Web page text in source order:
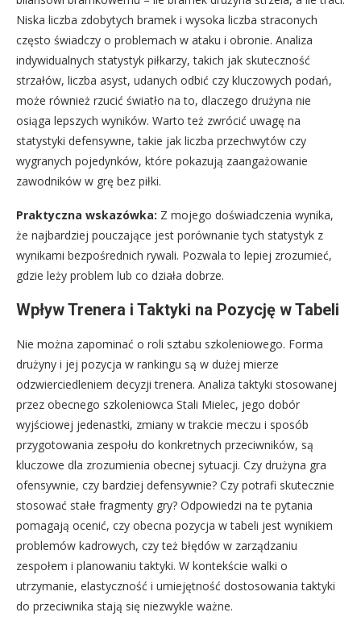
Niska liczba zdobytych bramek i wysoka liczba straconych
często świadczy o problemach w ataku i obronie. Analiza
indywidualnych statystyk piłkarzy, takich jak skuteczność
strzałów, liczba asyst, udanych odbić czy kluczowych podań,
może również rzucić światło na to, dlaczego drużyna nie
osiąga lepszych wyników. Warto też zwrócić uwagę na
statystyki defensywne, takie jak liczba przechwytów czy
wygranych pojedynków, które pokazują zaangażowanie
zawodników w grę bez piłki.
Praktyczna wskazówka: Z mojego doświadczenia wynika,
że najbardziej pouczające jest porównanie tych statystyk z
wynikami bezpośrednich rywali. Pozwala to lepiej zrozumieć,
gdzie leży problem lub co działa dobrze.
Wpływ Trenera i Taktyki na Pozycję w Tabeli
Nie można zapominać o roli sztabu szkoleniowego. Forma
drużyny i jej pozycja w rankingu są w dużej mierze
odzwierciedleniem decyzji trenera. Analiza taktyki stosowanej
przez obecnego szkoleniowca Stali Mielec, jego dobór
wyjściowej jedenastki, zmiany w trakcie meczu i sposób
przygotowania zespołu do konkretnych przeciwników, są
kluczowe dla zrozumienia obecnej sytuacji. Czy drużyna gra
ofensywnie, czy bardziej defensywnie? Czy potrafi skutecznie
stosować stałe fragmenty gry? Odpowiedzi na te pytania
pomagają ocenić, czy obecna pozycja w tabeli jest wynikiem
problemów kadrowych, czy też błędów w zarządzaniu
zespołem i planowaniu taktyki. W kontekście walki o
utrzymanie, elastyczność i umiejętność dostosowania taktyki
do przeciwnika stają się niezwykle ważne.